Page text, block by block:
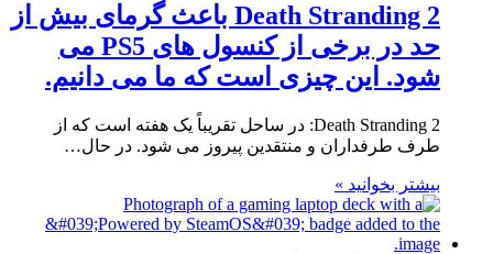
Death Stranding 2 باعث گرمای بیش از
حد در برخی از کنسول های PS5 می
شود. این چیزی است که ما می دانیم.
Death Stranding 2: در ساحل تقریباً یک هفته است که از
طرف طرفداران و منتقدین پیروز می شود. در حال…
بیشتر بخوانید »